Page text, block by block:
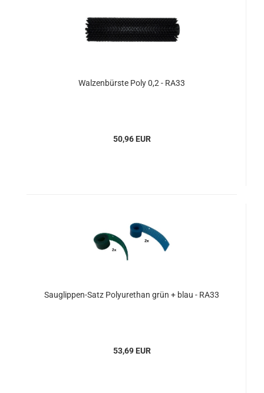
Walzenbürste Poly 0,2 - RA33
50,96 EUR
Sauglippen-Satz Polyurethan grün + blau - RA33
53,69 EUR